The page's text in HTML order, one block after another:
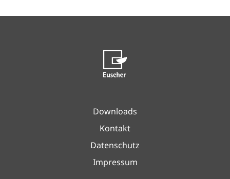
Downloads
Kontakt
Datenschutz
Impressum